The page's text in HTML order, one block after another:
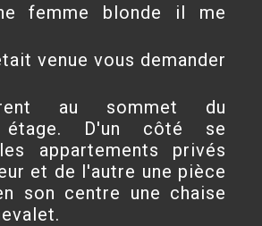
femme blonde il me
venue vous demander
au sommet du
étage. D'un côté se
appartements privés
et de l'autre une pièce
son centre une chaise